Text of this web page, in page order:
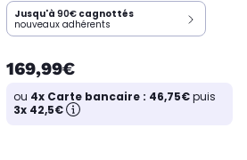
Jusqu'à 90€ cagnottés
nouveaux adhérents
169,99€
ou 4x Carte bancaire : 46,75€puis
3x 42,5€